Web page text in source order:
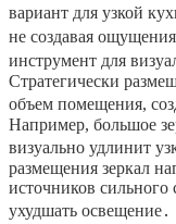
вариант для узкой
не создавая
инструмент для
Стратегически
объем помещения,
Например, большое
визуально удлинит
размещения зеркал
источников сильного
ухудшать освещение․